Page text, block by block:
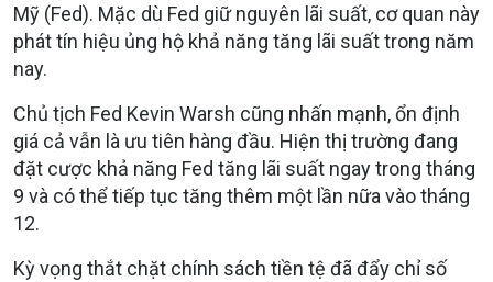
Mỹ (Fed). Mặc dù Fed giữ nguyên lãi suất, cơ quan này
phát tín hiệu ủng hộ khả năng tăng lãi suất trong năm
nay.
Chủ tịch Fed Kevin Warsh cũng nhấn mạnh, ổn định
giá cả vẫn là ưu tiên hàng đầu. Hiện thị trường đang
đặt cược khả năng Fed tăng lãi suất ngay trong tháng
9 và có thể tiếp tục tăng thêm một lần nữa vào tháng
12.
Kỳ vọng thắt chặt chính sách tiền tệ đã đẩy chỉ số